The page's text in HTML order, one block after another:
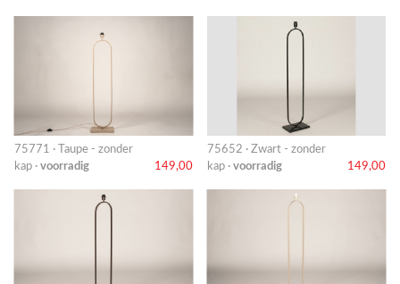
75771 · Taupe - zonder
kap · voorradig 149,00
75652 · Zwart - zonder
kap · voorradig 149,00